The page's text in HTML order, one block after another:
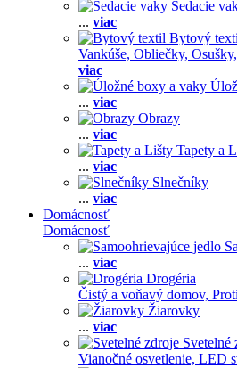
Sedacie
... viac
Bytový
Vankúše, Obliečky, Osušky,
viac
... viac
Obrazy
... viac
Tapety a
... viac
Slnečníky
... viac
Domácnosť
Domácnosť
... viac
Drogéria
Čistý a voňavý domov,
Žiarovky
... viac
Svetelné
Vianočné osvetlenie, LED